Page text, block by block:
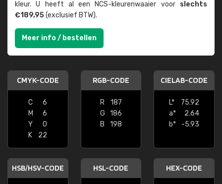
kleur. U heeft al een NCS-kleuren­waaier voor slechts
€189,95(exclusief BTW).
Meer info / bestellen
CMYK-CODE
C
6
M
6
Y
0
K
22
RGB-CODE
R
187
G
186
B
198
CIELAB-CODE
L*
75.92
a*
2.64
b*
-5.93
HSB/HSV-CODE HSL-CODE HEX-CODE